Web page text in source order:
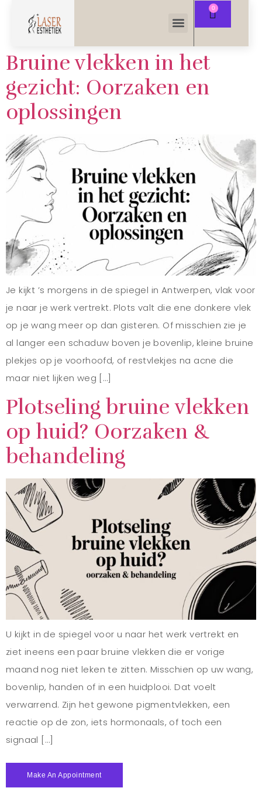
Bruine vlekken in het
gezicht: Oorzaken en
oplossingen
Je kijkt ’s morgens in de spiegel in Antwerpen, vlak voor
je naar je werk vertrekt. Plots valt die ene donkere vlek
op je wang meer op dan gisteren. Of misschien zie je
al langer een schaduw boven je bovenlip, kleine bruine
plekjes op je voorhoofd, of restvlekjes na acne die
maar niet lijken weg […]
Plotseling bruine vlekken
op huid? Oorzaken &
behandeling
U kijkt in de spiegel voor u naar het werk vertrekt en
ziet ineens een paar bruine vlekken die er vorige
maand nog niet leken te zitten. Misschien op uw wang,
bovenlip, handen of in een huidplooi. Dat voelt
verwarrend. Zijn het gewone pigmentvlekken, een
reactie op de zon, iets hormonaals, of toch een
signaal […]
Make An Appointment